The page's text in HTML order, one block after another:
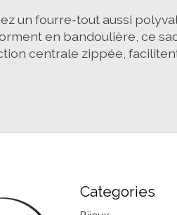
un fourre-tout aussi
en bandoulière, ce
centrale zippée,
Categories